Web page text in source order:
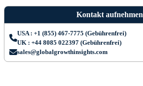
Kontakt aufnehmen
USA : +1 (855) 467-7775 (Gebührenfrei)
UK : +44 8085 022397 (Gebührenfrei)
sales@globalgrowthinsights.com